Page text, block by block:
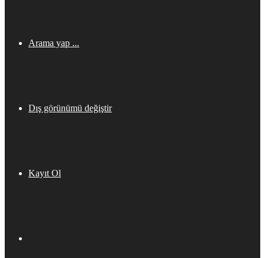
Arama yap ...
Dış görünümü değiştir
Kayıt Ol